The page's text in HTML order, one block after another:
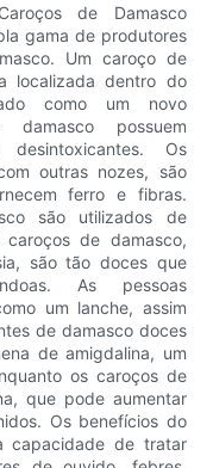
de Damasco
gama de produtores
Um caroço de
localizada dentro do
como um novo
possuem
desintoxicantes. Os
outras nozes, são
ferro e fibras.
são utilizados de
caroços de damasco,
são tão doces que
As pessoas
um lanche, assim
de damasco doces
de amigdalina, um
os caroços de
que pode aumentar
Os benefícios do
capacidade de tratar